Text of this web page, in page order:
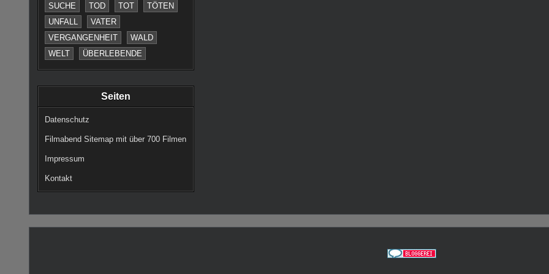
SUCHE TOD TOT
TÖTEN
UNFALL
VATER
VERGANGENHEIT
WALD
WELT
ÜBERLEBENDE
Seiten
Datenschutz
Filmabend Sitemap mit über 700 Filmen
Impressum
Kontakt